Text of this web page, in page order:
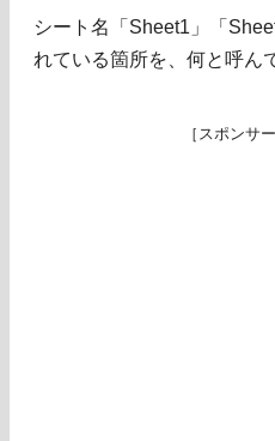
シート名「Sheet1」「
れている箇所を、何と呼ん
［スポンサ